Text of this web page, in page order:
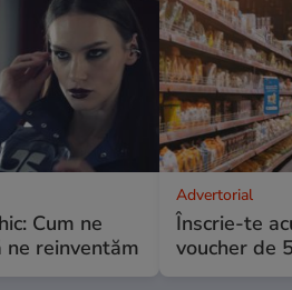
Cum ne
reinventăm
Advertorial
Înscrie-te
voucher de